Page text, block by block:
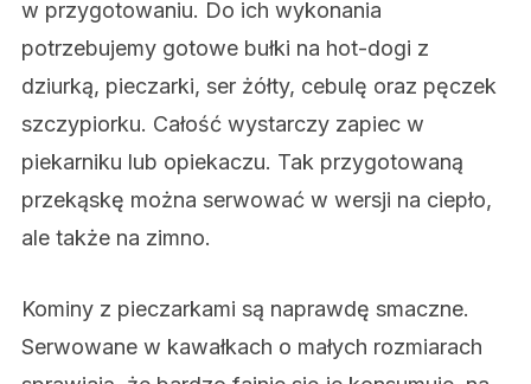
w przygotowaniu. Do ich wykonania
potrzebujemy gotowe bułki na hot-dogi z
dziurką, pieczarki, ser żółty, cebulę oraz pęczek
szczypiorku. Całość wystarczy zapiec w
piekarniku lub opiekaczu. Tak przygotowaną
przekąskę można serwować w wersji na ciepło,
ale także na zimno.
Kominy z pieczarkami są naprawdę smaczne.
Serwowane w kawałkach o małych rozmiarach